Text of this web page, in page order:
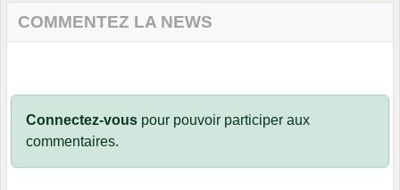
COMMENTEZ LA NEWS
Connectez-vous pour pouvoir participer aux
commentaires.